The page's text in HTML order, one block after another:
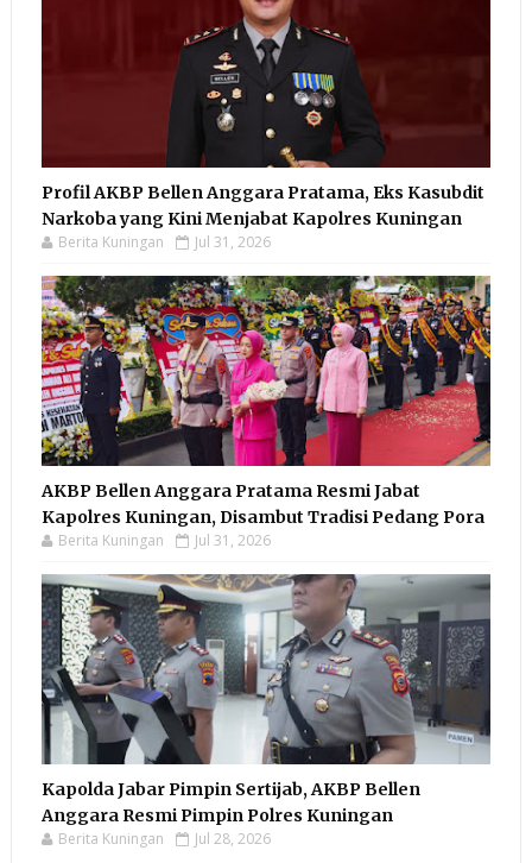
Profil AKBP Bellen Anggara Pratama, Eks Kasubdit
Narkoba yang Kini Menjabat Kapolres Kuningan
Berita Kuningan Jul 31, 2026
AKBP Bellen Anggara Pratama Resmi Jabat
Kapolres Kuningan, Disambut Tradisi Pedang Pora
Berita Kuningan Jul 31, 2026
Kapolda Jabar Pimpin Sertijab, AKBP Bellen
Anggara Resmi Pimpin Polres Kuningan
Berita Kuningan Jul 28, 2026